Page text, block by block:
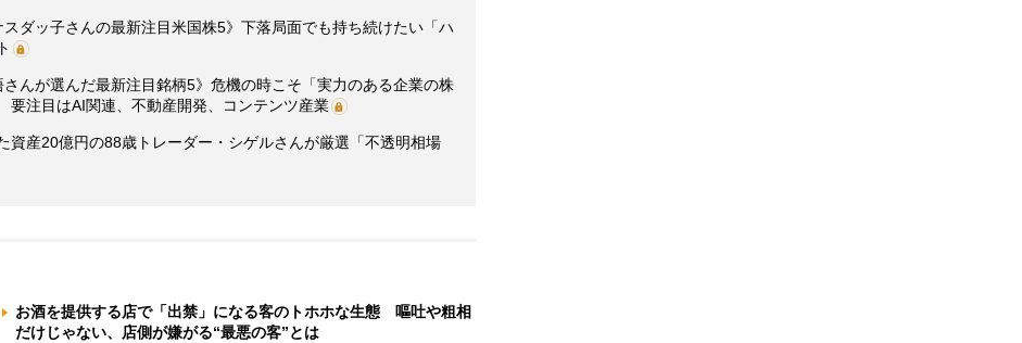
スダッ子さんの最新注目米国株5》下落局面でも持ち続けたい「ハ
さんが選んだ最新注目銘柄5》危機の時こそ「実力のある企業の株
注目はAI関連、不動産開発、コンテンツ産業
資産20億円の88歳トレーダー・シゲルさんが厳選「不透明相場
お酒を提供する店で「出禁」になる客のトホホな生態 嘔吐や粗相
だけじゃない、店側が嫌がる“最悪の客”とは